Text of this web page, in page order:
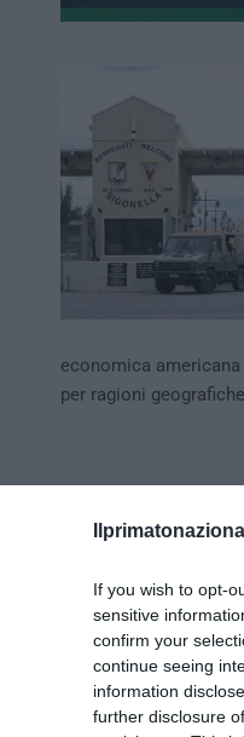
If you wish to opt-
sensitive
confirm your
continue seeing
information
further disclosure
economica
per ragioni